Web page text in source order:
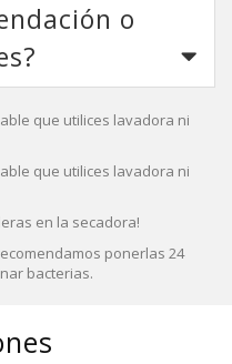
o
que utilices lavadora ni
que utilices lavadora ni
en la secadora!
ponerlas 24
bacterias.